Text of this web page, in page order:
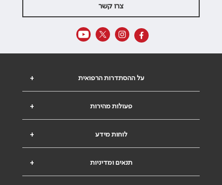
צרו קשר
+ על ההסתדרות הרפואית
+ פעולות מהירות
+ לוחות מידע
+ תנאים ומדיניות